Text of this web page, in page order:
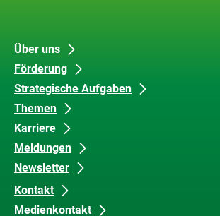
Unsere
Inhalte
Über uns
Förderung
Strategische Aufgaben
Themen
Karriere
Meldungen
Newsletter
Datenschutz
und
Barrierefreiheit
Kontakt
Medienkontakt